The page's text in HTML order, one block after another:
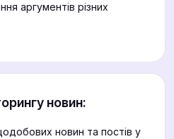
аргументів різних
новин:
новин та постів у